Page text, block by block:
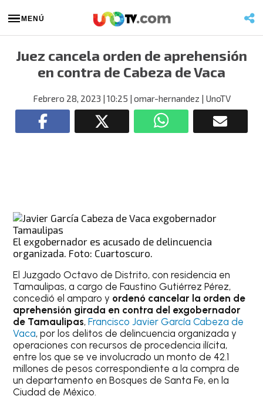
MENÚ
Juez cancela orden de aprehensión
en contra de Cabeza de Vaca
Febrero 28, 2023 | 10:25 | omar-hernandez | UnoTV
El exgobernador es acusado de delincuencia
organizada. Foto: Cuartoscuro.
El Juzgado Octavo de Distrito, con residencia en
Tamaulipas, a cargo de Faustino Gutiérrez Pérez,
concedió el amparo y ordenó cancelar la orden de
aprehensión girada en contra del exgobernador
de Tamaulipas,Francisco Javier García Cabeza de
Vaca, por los delitos de delincuencia organizada y
operaciones con recursos de procedencia ilícita,
entre los que se ve involucrado un monto de 42.1
millones de pesos correspondiente a la compra de
un departamento en Bosques de Santa Fe, en la
Ciudad de México.